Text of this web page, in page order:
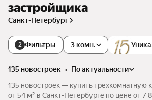
застройщика
Санкт-Петербург
2 Фильтры 3 комн.
135 новостроек •
по актуальности
135 новостроек — купить трехкомнатную
от 54 м² в Санкт-Петербурге по цене от 7